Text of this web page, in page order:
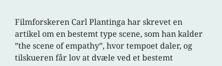
Filmforskeren Carl Plantinga har skrevet en
artikel om en bestemt type scene, som han kalder
”the scene of empathy”, hvor tempoet daler, og
tilskueren får lov at dvæle ved et bestemt